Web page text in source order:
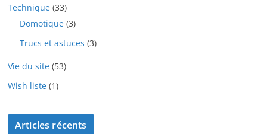
Technique (33)
Domotique (3)
Trucs et astuces (3)
Vie du site (53)
Wish liste (1)
Articles récents